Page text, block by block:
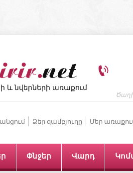
և նվերների առաքում
Ձեր զամբյուղը Մեր
Փնջեր Վարդ